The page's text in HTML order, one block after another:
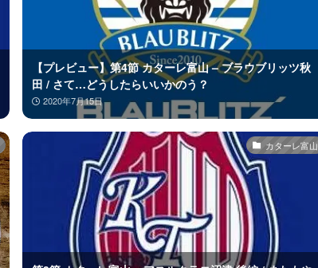
【プレビュー】第4節 カターレ富山 – ブラウブリッツ秋
田 / さて…どうしたらいいかのう？
2020年7月15日
カターレ富山